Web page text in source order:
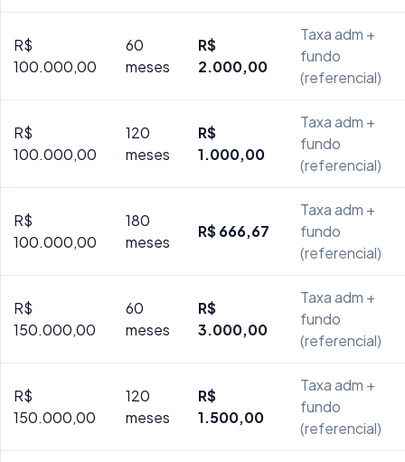
R$
100.000,00
60
meses
R$
2.000,00
Taxa adm +
fundo
(referencial)
R$
100.000,00
120
meses
R$
1.000,00
Taxa adm +
fundo
(referencial)
R$
100.000,00
180
meses
R$ 666,67
Taxa adm +
fundo
(referencial)
R$
150.000,00
60
meses
R$
3.000,00
Taxa adm +
fundo
(referencial)
R$
150.000,00
120
meses
R$
1.500,00
Taxa adm +
fundo
(referencial)